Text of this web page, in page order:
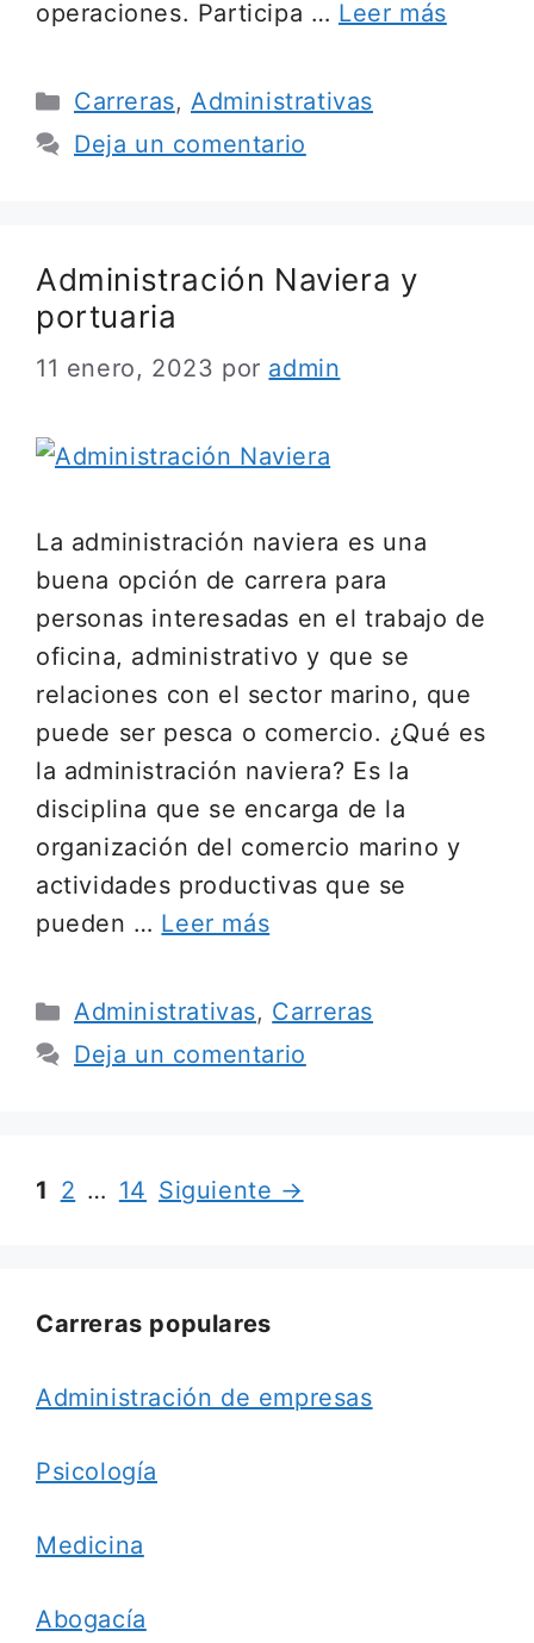
operaciones. Participa … Leer más
Categorías
Carreras,Administrativas
Deja un comentario
Administración Naviera y
portuaria
11 enero, 2023 por admin
La administración naviera es una
buena opción de carrera para
personas interesadas en el trabajo de
oficina, administrativo y que se
relaciones con el sector marino, que
puede ser pesca o comercio. ¿Qué es
la administración naviera? Es la
disciplina que se encarga de la
organización del comercio marino y
actividades productivas que se
pueden … Leer más
Categorías
Administrativas, Carreras
Deja un comentario
Página
1 Página
2 … Página
14 Siguiente →
Carreras populares
Administración de empresas
Psicología
Medicina
Abogacía